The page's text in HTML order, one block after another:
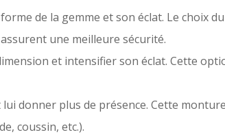
de la gemme et son éclat. Le choix
une meilleure sécurité.
et intensifier son éclat. Cette
donner plus de présence. Cette
coussin, etc.).